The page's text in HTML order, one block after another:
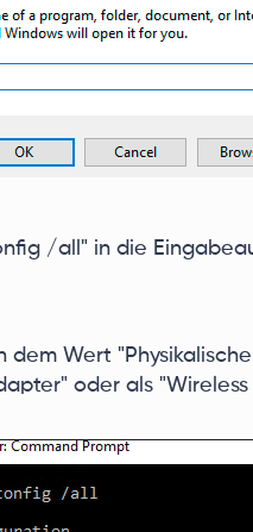
/all" in die
dem Wert
oder als